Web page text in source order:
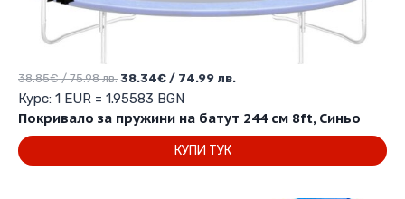
Покривало за пружини на батут 244 см 8ft, Синьо
38.85€/ 75.98 лв. Original
price
was:
75.98 лв..
38.34€ / 74.99 лв.
е:
74.99 лв..
Курс: 1 EUR = 1.95583 BGN
КУПИ ТУК